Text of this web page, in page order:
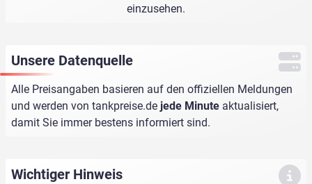
einzusehen.
Unsere Datenquelle
Alle Preisangaben basieren auf den offiziellen Meldungen
und werden von tankpreise.de jede Minute aktualisiert,
damit Sie immer bestens informiert sind.
Wichtiger Hinweis